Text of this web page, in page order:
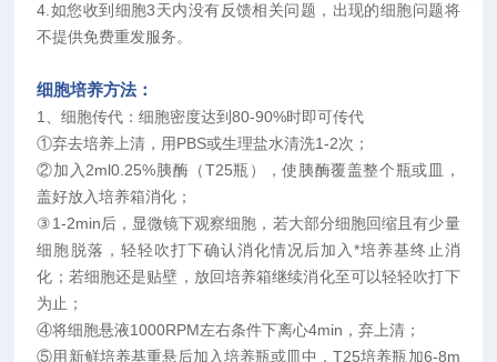
4.如您收到细胞3天内没有反馈相关问题，出现的细胞问题将
不提供免费重发服务。
细胞培养方法：
1、细胞传代：细胞密度达到80-90%时即可传代
①弃去培养上清，用PBS或生理盐水清洗1-2次；
②加入2ml0.25%胰酶（T25瓶），使胰酶覆盖整个瓶或皿，
盖好放入培养箱消化；
③1-2min后，显微镜下观察细胞，若大部分细胞回缩且有少量
细胞脱落，轻轻吹打下确认消化情况后加入*培养基终止消
化；若细胞还是贴壁，放回培养箱继续消化至可以轻轻吹打下
为止；
④将细胞悬液1000RPM左右条件下离心4min，弃上清；
⑤用新鲜培养基重悬后加入培养瓶或皿中，T25培养瓶加6-8m